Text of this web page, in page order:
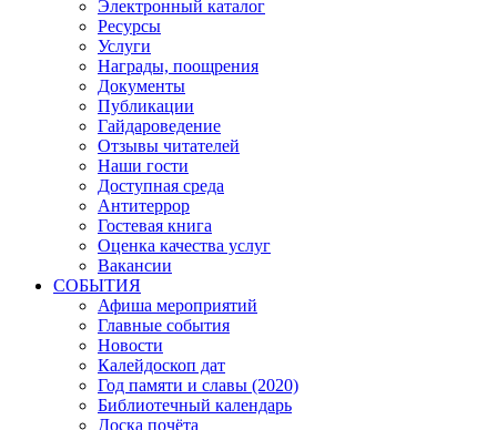
Электронный каталог
Ресурсы
Услуги
Награды, поощрения
Документы
Публикации
Гайдароведение
Отзывы читателей
Наши гости
Доступная среда
Антитеррор
Гостевая книга
Оценка качества услуг
Вакансии
СОБЫТИЯ
Афиша мероприятий
Главные события
Новости
Калейдоскоп дат
Год памяти и славы (2020)
Библиотечный календарь
Доска почёта